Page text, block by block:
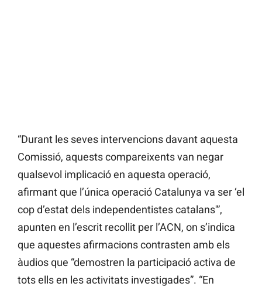
“Durant les seves intervencions davant aquesta
Comissió, aquests compareixents van negar
qualsevol implicació en aquesta operació,
afirmant que l’única operació Catalunya va ser ‘el
cop d’estat dels independentistes catalans'”,
apunten en l’escrit recollit per l’ACN, on s’indica
que aquestes afirmacions contrasten amb els
àudios que “demostren la participació activa de
tots ells en les activitats investigades”. “En